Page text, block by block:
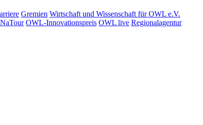
Gremien Wirtschaft und Wissenschaft für OWL e.V.
OWL-Innovationspreis OWL live Regionalagentur